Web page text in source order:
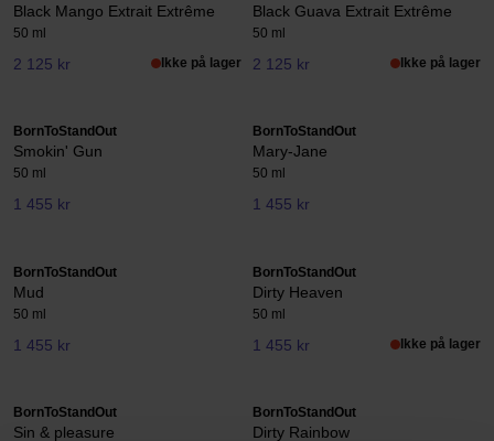
Black Mango Extrait Extrême
50 ml
2 125 kr Ikke på lager
Black Guava Extrait Extrême
50 ml
2 125 kr Ikke på lager
BornToStandOut
Smokin' Gun
50 ml
1 455 kr
BornToStandOut
Mary-Jane
50 ml
1 455 kr
BornToStandOut
Mud
50 ml
1 455 kr
BornToStandOut
Dirty Heaven
50 ml
1 455 kr Ikke på lager
BornToStandOut
Sin & pleasure
BornToStandOut
Dirty Rainbow